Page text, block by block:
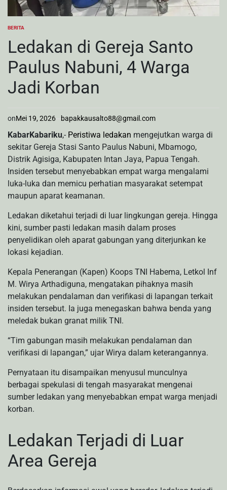
POSTED
BERITA
Ledakan di Gereja Santo
Paulus Nabuni, 4 Warga
Jadi Korban
onMei 19, 2026 bapakkausalto88@gmail.com
KabarKabariku,- Peristiwa ledakan mengejutkan warga di
sekitar Gereja Stasi Santo Paulus Nabuni, Mbamogo,
Distrik Agisiga, Kabupaten Intan Jaya, Papua Tengah.
Insiden tersebut menyebabkan empat warga mengalami
luka-luka dan memicu perhatian masyarakat setempat
maupun aparat keamanan.
Ledakan diketahui terjadi di luar lingkungan gereja. Hingga
kini, sumber pasti ledakan masih dalam proses
penyelidikan oleh aparat gabungan yang diterjunkan ke
lokasi kejadian.
Kepala Penerangan (Kapen) Koops TNI Habema, Letkol Inf
M. Wirya Arthadiguna, mengatakan pihaknya masih
melakukan pendalaman dan verifikasi di lapangan terkait
insiden tersebut. Ia juga menegaskan bahwa benda yang
meledak bukan granat milik TNI.
“Tim gabungan masih melakukan pendalaman dan
verifikasi di lapangan,” ujar Wirya dalam keterangannya.
Pernyataan itu disampaikan menyusul munculnya
berbagai spekulasi di tengah masyarakat mengenai
sumber ledakan yang menyebabkan empat warga menjadi
korban.
Ledakan Terjadi di Luar
Area Gereja